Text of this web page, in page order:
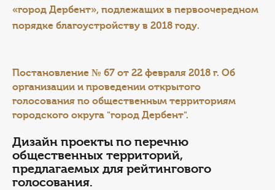
«город Дербент», подлежащих в первоочередном
порядке благоустройству в 2018 году.
Постановление № 67 от 22 февраля 2018 г. Об
организации и проведении открытого
голосования по общественным территориям
городского округа "город Дербент".
Дизайн проекты по перечню
общественных территорий,
предлагаемых для рейтингового
голосования.